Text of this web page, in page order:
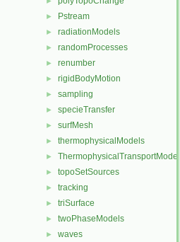
► Pstream
► radiationModels
► randomProcesses
► renumber
► rigidBodyMotion
► sampling
► specieTransfer
► surfMesh
► thermophysicalModels
► ThermophysicalTransportModels
► topoSetSources
► tracking
► triSurface
► twoPhaseModels
► waves